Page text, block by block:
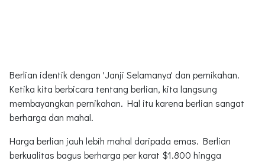
Berlian identik dengan 'Janji Selamanya' dan pernikahan.
Ketika kita berbicara tentang berlian, kita langsung
membayangkan pernikahan. Hal itu karena berlian sangat
berharga dan mahal.
Harga berlian jauh lebih mahal daripada emas. Berlian
berkualitas bagus berharga per karat $1.800 hingga